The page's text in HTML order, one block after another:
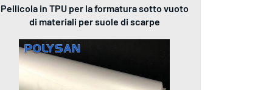
Pellicola in TPU per la formatura sotto vuoto
di materiali per suole di scarpe